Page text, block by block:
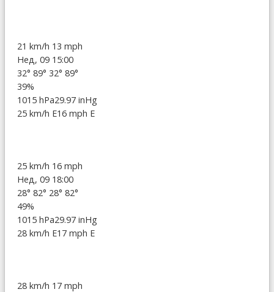
21 km/h 13 mph
Нед, 09 15:00
32° 89° 32° 89°
39%
1015 hPa29.97 inHg
25 km/h E16 mph E
25 km/h 16 mph
Нед, 09 18:00
28° 82° 28° 82°
49%
1015 hPa29.97 inHg
28 km/h E17 mph E
28 km/h 17 mph